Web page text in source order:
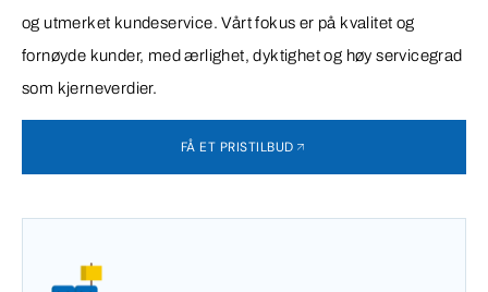
og utmerket kundeservice. Vårt fokus er på kvalitet og
fornøyde kunder, med ærlighet, dyktighet og høy servicegrad
som kjerneverdier.
FÅ ET PRISTILBUD